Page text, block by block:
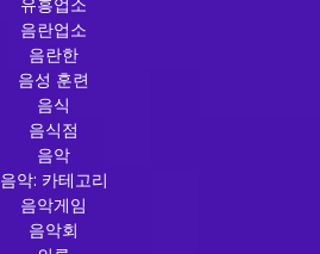
음란업소
음란한
음성 훈련
음식
음식점
음악
음악: 카테고리
음악게임
음악회